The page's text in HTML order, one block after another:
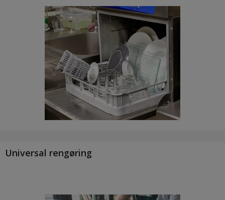
Universal rengøring